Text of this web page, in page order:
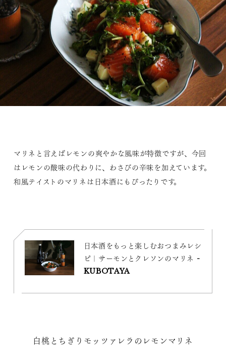
マリネと言えばレモンの爽やかな風味が特徴ですが、今回
はレモンの酸味の代わりに、わさびの辛味を加えています。
和風テイストのマリネは日本酒にもぴったりです。
日本酒をもっと楽しむおつまみレシ
ピ｜サーモンとクレソンのマリネ -
KUBOTAYA
白桃とちぎりモッツァレラのレモンマリネ